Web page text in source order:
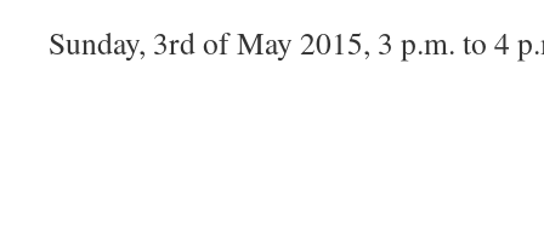
Sunday, 3rd of May 2015, 3 p.m. to 4